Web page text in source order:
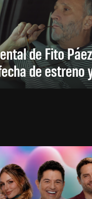
de Fito
de estreno